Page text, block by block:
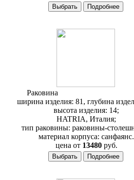
Раковина
ширина изделия: 81, глубина
высота изделия: 14;
HATRIA, Италия;
тип раковины: раковины-
материал корпуса: санфаянс.
цена от13480 руб.